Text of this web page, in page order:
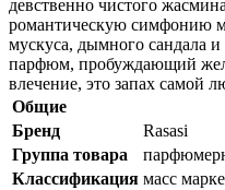
девственно чистого
романтическую симфонию
мускуса, дымного сандала
парфюм, пробуждающий
влечение, это запах самой
Общие
Бренд
Rasasi
Группа товара
Классификация масс